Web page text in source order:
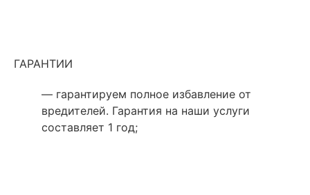
ГАРАНТИИ
— гарантируем полное избавление от
вредителей. Гарантия на наши услуги
составляет 1 год;